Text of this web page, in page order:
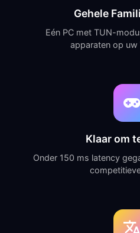
Gehele
Eén PC met TUN-
apparaten op uw
Klaar om
Onder 150 ms latency